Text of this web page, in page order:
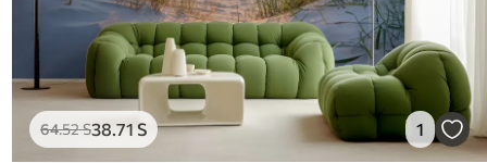
64.52S38.71 S 1